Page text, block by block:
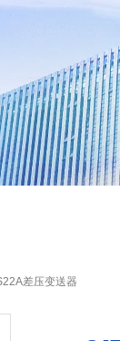
差压变送器